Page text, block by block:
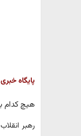
پایگاه
هیچ کدام
رهبر